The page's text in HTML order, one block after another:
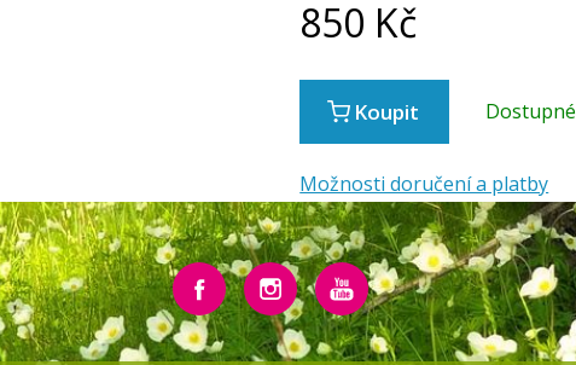
850 Kč
Koupit Dostupné
Možnosti doručení a platby